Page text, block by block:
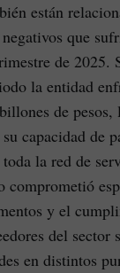
están
que
de 2025.
la entidad
de
capacidad de
la red de
comprometió
y el
del sector
en distintos